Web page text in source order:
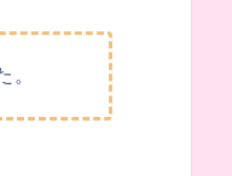
。